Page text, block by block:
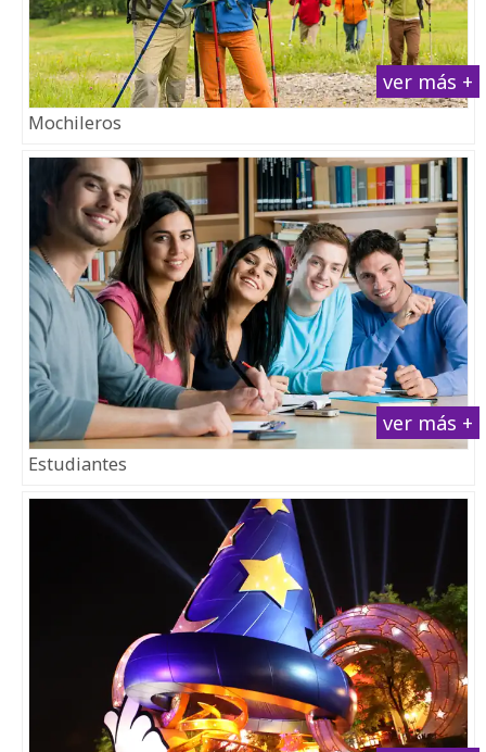
ver más +
Mochileros
ver más +
Estudiantes